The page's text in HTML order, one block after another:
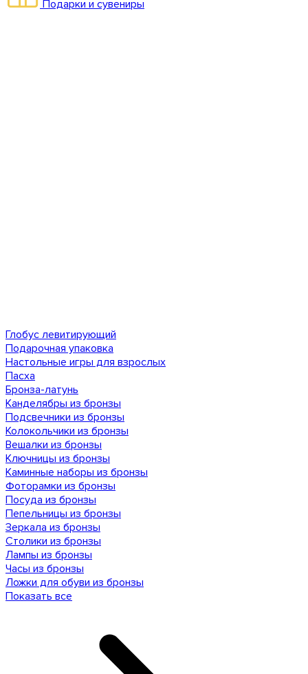
Подарки и сувениры
Глобус левитирующий
Подарочная упаковка
Настольные игры для взрослых
Пасха
Бронза-латунь
Канделябры из бронзы
Подсвечники из бронзы
Колокольчики из бронзы
Вешалки из бронзы
Ключницы из бронзы
Каминные наборы из бронзы
Фоторамки из бронзы
Посуда из бронзы
Пепельницы из бронзы
Зеркала из бронзы
Столики из бронзы
Лампы из бронзы
Часы из бронзы
Ложки для обуви из бронзы
Показать все